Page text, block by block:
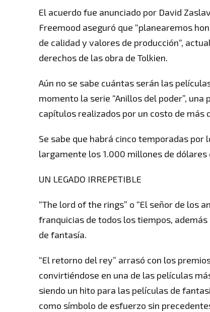
El acuerdo fue anunciado por David
Freemood aseguró que “planearemos
de calidad y valores de producción“,
derechos de las obra de Tolkien.
Aún no se sabe cuántas serán las
momento la serie “Anillos del poder”, una
capítulos realizados por un costo de
Se sabe que habrá cinco temporadas
largamente los 1.000 millones de
UN LEGADO IRREPETIBLE
“The lord of the rings” o “El señor de los
franquicias de todos los tiempos,
de fantasía.
“El retorno del rey” arrasó con los
convirtiéndose en una de las películas
siendo un hito para las películas de
como símbolo de esfuerzo sin